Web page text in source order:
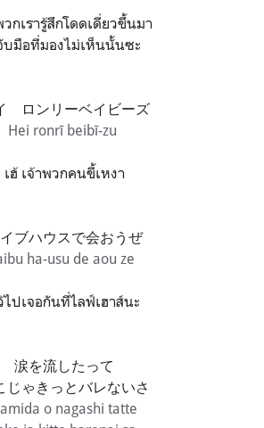
กเรารู้สึกโดดเดี่ยวขึ้นมา
บมือที่มองไม่เห็นนั้นซะ
ロンリーベイビーズ
Hei ronrī beibī-zu
เฮ้ เจ้าพวกคนขี้เหงา
ブハウスで会おうぜ
ha-usu de aou ze
ไปเจอกันที่ไลฟ์เฮาส์นะ
涙を流したって
じゃきっとバレないさ
o nagashi tatte